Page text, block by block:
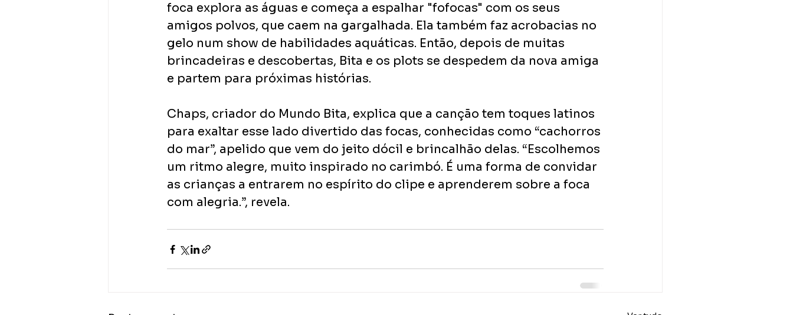
foca explora as águas e começa a espalhar "fofocas" com os seus
amigos polvos, que caem na gargalhada. Ela também faz acrobacias no
gelo num show de habilidades aquáticas. Então, depois de muitas
brincadeiras e descobertas, Bita e os plots se despedem da nova amiga
e partem para próximas histórias.
Chaps, criador do Mundo Bita, explica que a canção tem toques latinos
para exaltar esse lado divertido das focas, conhecidas como “cachorros
do mar”, apelido que vem do jeito dócil e brincalhão delas. “Escolhemos
um ritmo alegre, muito inspirado no carimbó. É uma forma de convidar
as crianças a entrarem no espírito do clipe e aprenderem sobre a foca
com alegria.”, revela.